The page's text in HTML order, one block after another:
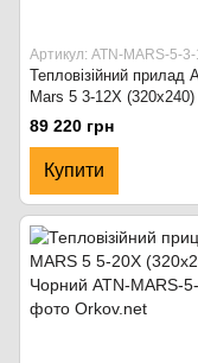
Артикул: ATN-MARS-5-
Тепловізійний прилад
Mars 5 3-12X (320x240)
89 220 грн
Купити